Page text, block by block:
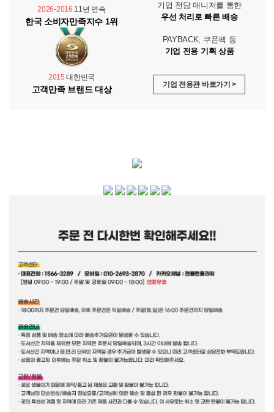
2026-2016 11년 연속
한국 소비자만족지수 1위
2015 대한민국
고객만족 브랜드 대상
기업 전담 매니저를 통한
우선 처리로 빠른 배송
PAYBACK, 쿠폰팩 등
기업 전용 기획 상품
기업 전용관 바로가기 >